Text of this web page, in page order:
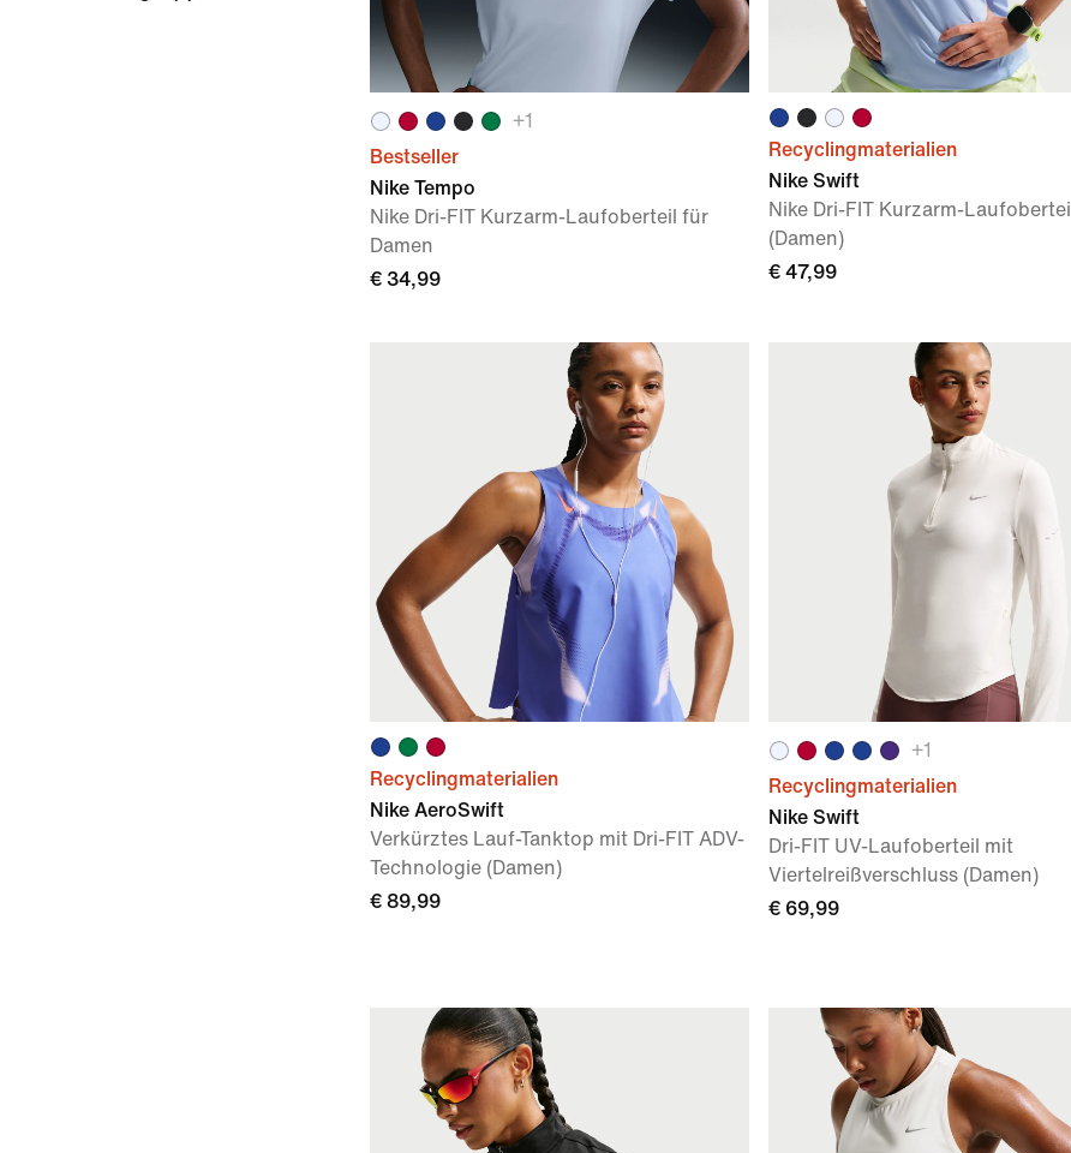
+1
Bestseller
Nike Tempo
Nike Dri-FIT Kurzarm-Laufoberteil für
Damen
€ 34,99
Recyclingmaterialien
Nike Swift
Nike Dri-FIT Kurzarm-Laufoberteil
(Damen)
€ 47,99
Recyclingmaterialien
Nike AeroSwift
Verkürztes Lauf-Tanktop mit Dri-FIT ADV-
Technologie (Damen)
€ 89,99
+1
Recyclingmaterialien
Nike Swift
Dri-FIT UV-Laufoberteil mit
Viertelreißverschluss (Damen)
€ 69,99